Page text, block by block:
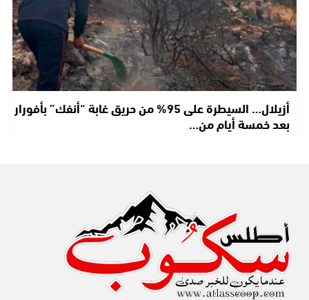
أزيلال… السيطرة على 95% من حريق غابة “أنفك” بأفورار
بعد خمسة أيام من…